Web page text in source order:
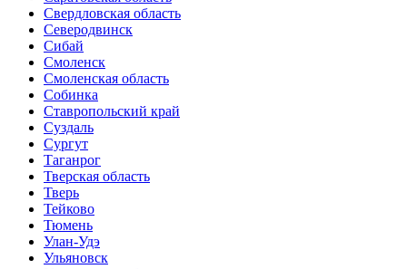
Свердловская область
Северодвинск
Сибай
Смоленск
Смоленская область
Собинка
Ставропольский край
Суздаль
Сургут
Таганрог
Тверская область
Тверь
Тейково
Тюмень
Улан-Удэ
Ульяновск